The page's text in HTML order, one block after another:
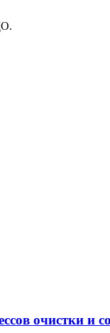
очистки и